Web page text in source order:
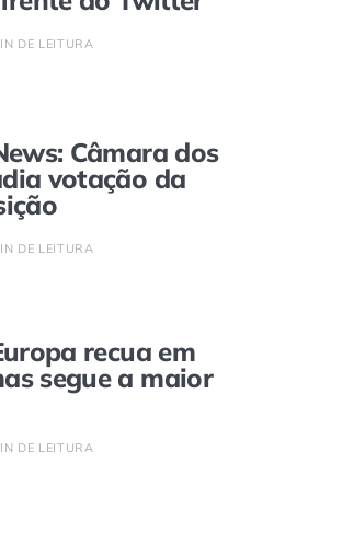
DE LEITURA
Câmara dos
votação da
DE LEITURA
recua em
segue a maior
DE LEITURA